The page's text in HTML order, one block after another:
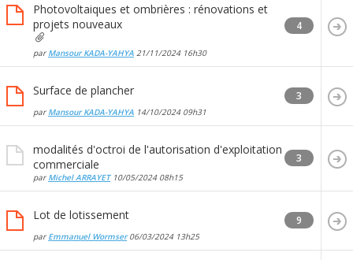
Photovoltaiques et ombrières : rénovations et
projets nouveaux
par Mansour KADA-YAHYA 21/11/2024 16h30
4
Surface de plancher
par Mansour KADA-YAHYA 14/10/2024 09h31
3
modalités d'octroi de l'autorisation d'exploitation
commerciale
par Michel ARRAYET10/05/2024 08h15
3
Lot de lotissement
par Emmanuel Wormser06/03/2024 13h25
9